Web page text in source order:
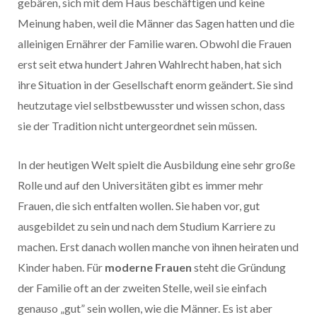
Meinung haben, weil die Männer das Sagen hatten und die
alleinigen Ernährer der Familie waren. Obwohl die Frauen
erst seit etwa hundert Jahren Wahlrecht haben, hat sich
ihre Situation in der Gesellschaft enorm geändert. Sie sind
heutzutage viel selbstbewusster und wissen schon, dass
sie der Tradition nicht untergeordnet sein müssen.
In der heutigen Welt spielt die Ausbildung eine sehr große
Rolle und auf den Universitäten gibt es immer mehr
Frauen, die sich entfalten wollen. Sie haben vor, gut
ausgebildet zu sein und nach dem Studium Karriere zu
machen. Erst danach wollen manche von ihnen heiraten und
Kinder haben. Für moderne Frauen steht die Gründung
der Familie oft an der zweiten Stelle, weil sie einfach
genauso „gut” sein wollen, wie die Männer. Es ist aber